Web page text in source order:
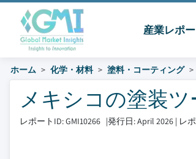
産業レポ
ホーム 化学・材料 塗料・コーティング
メキシコの塗装ツ
レポートID: GMI10266 |発行日: April 2026 | レ